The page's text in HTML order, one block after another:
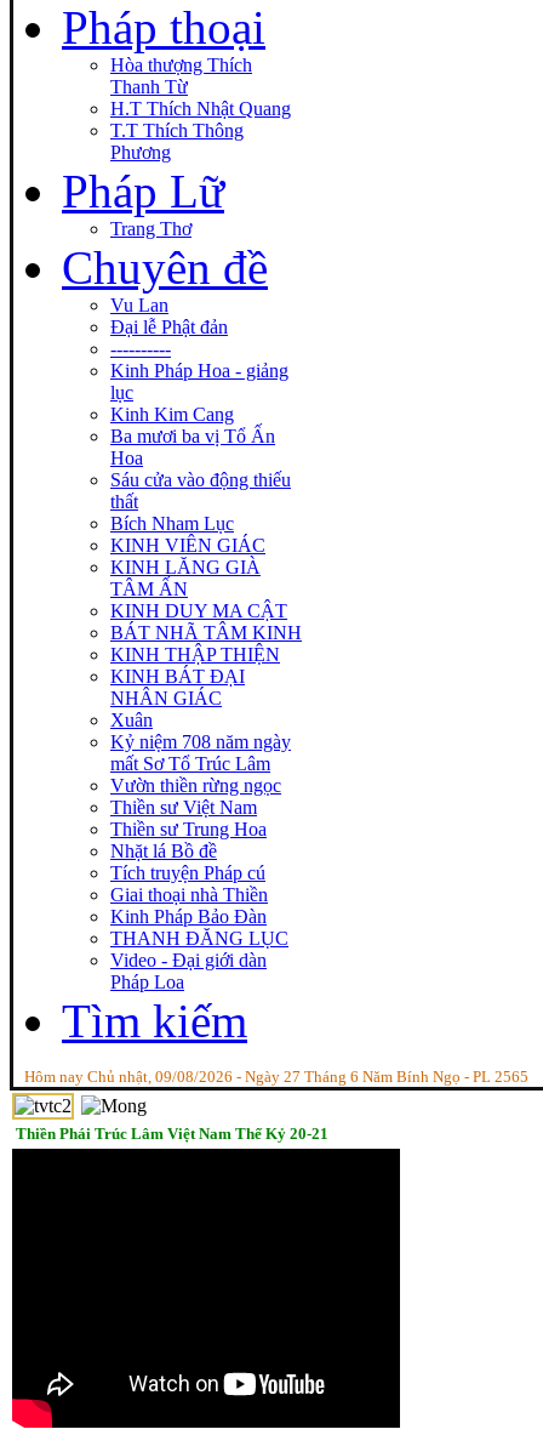
Pháp thoại
Hòa thượng Thích
Thanh Từ
H.T Thích Nhật Quang
T.T Thích Thông
Phương
Pháp Lữ
Trang Thơ
Chuyên đề
Vu Lan
Đại lễ Phật đản
----------
Kinh Pháp Hoa - giảng
lục
Kinh Kim Cang
Ba mươi ba vị Tổ Ấn
Hoa
Sáu cửa vào động thiếu
thất
Bích Nham Lục
KINH VIÊN GIÁC
KINH LĂNG GIÀ
TÂM ẤN
KINH DUY MA CẬT
BÁT NHÃ TÂM KINH
KINH THẬP THIỆN
KINH BÁT ĐẠI
NHÂN GIÁC
Xuân
Kỷ niệm 708 năm ngày
mất Sơ Tổ Trúc Lâm
Vườn thiền rừng ngọc
Thiền sư Việt Nam
Thiền sư Trung Hoa
Nhặt lá Bồ đề
Tích truyện Pháp cú
Giai thoại nhà Thiền
Kinh Pháp Bảo Đàn
THANH ĐĂNG LỤC
Video - Đại giới dàn
Pháp Loa
Tìm kiếm
Hôm nay Chủ nhật, 09/08/2026 - Ngày 27 Tháng 6 Năm Bính Ngọ - PL 2565
Thiền Phái Trúc Lâm Việt Nam Thế Kỷ 20-21